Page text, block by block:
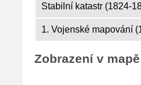
Stabilní katastr (1824-
1. Vojenské mapování
Zobrazení v mapě